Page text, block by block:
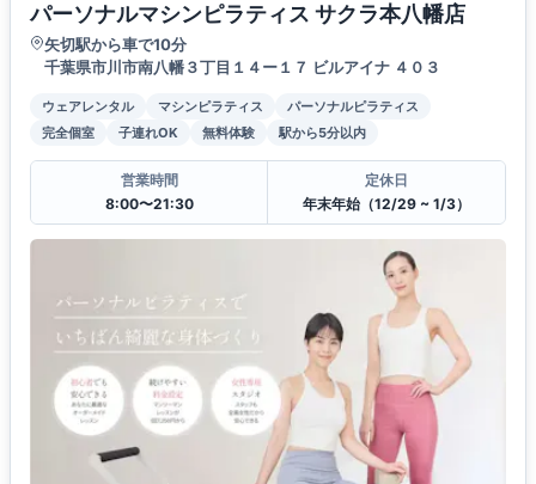
パーソナルマシンピラティス サクラ本八幡店
矢切駅から車で10分
千葉県市川市南八幡３丁目１４ー１７ ビルアイナ ４０３
ウェアレンタル マシンピラティス
パーソナルピラティス
完全個室
子連れOK 無料体験 駅から5分以内
営業時間
8:00〜21:30
定休日
年末年始（12/29 ~ 1/3）